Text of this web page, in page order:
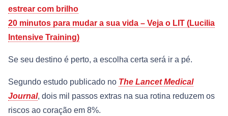
estrear com brilho
20 minutos para mudar a sua vida – Veja o LIT (Lucilia
Intensive Training)
Se seu destino é perto, a escolha certa será ir a pé.
Segundo estudo publicado no The Lancet Medical
Journal, dois mil passos extras na sua rotina reduzem os
riscos ao coração em 8%.